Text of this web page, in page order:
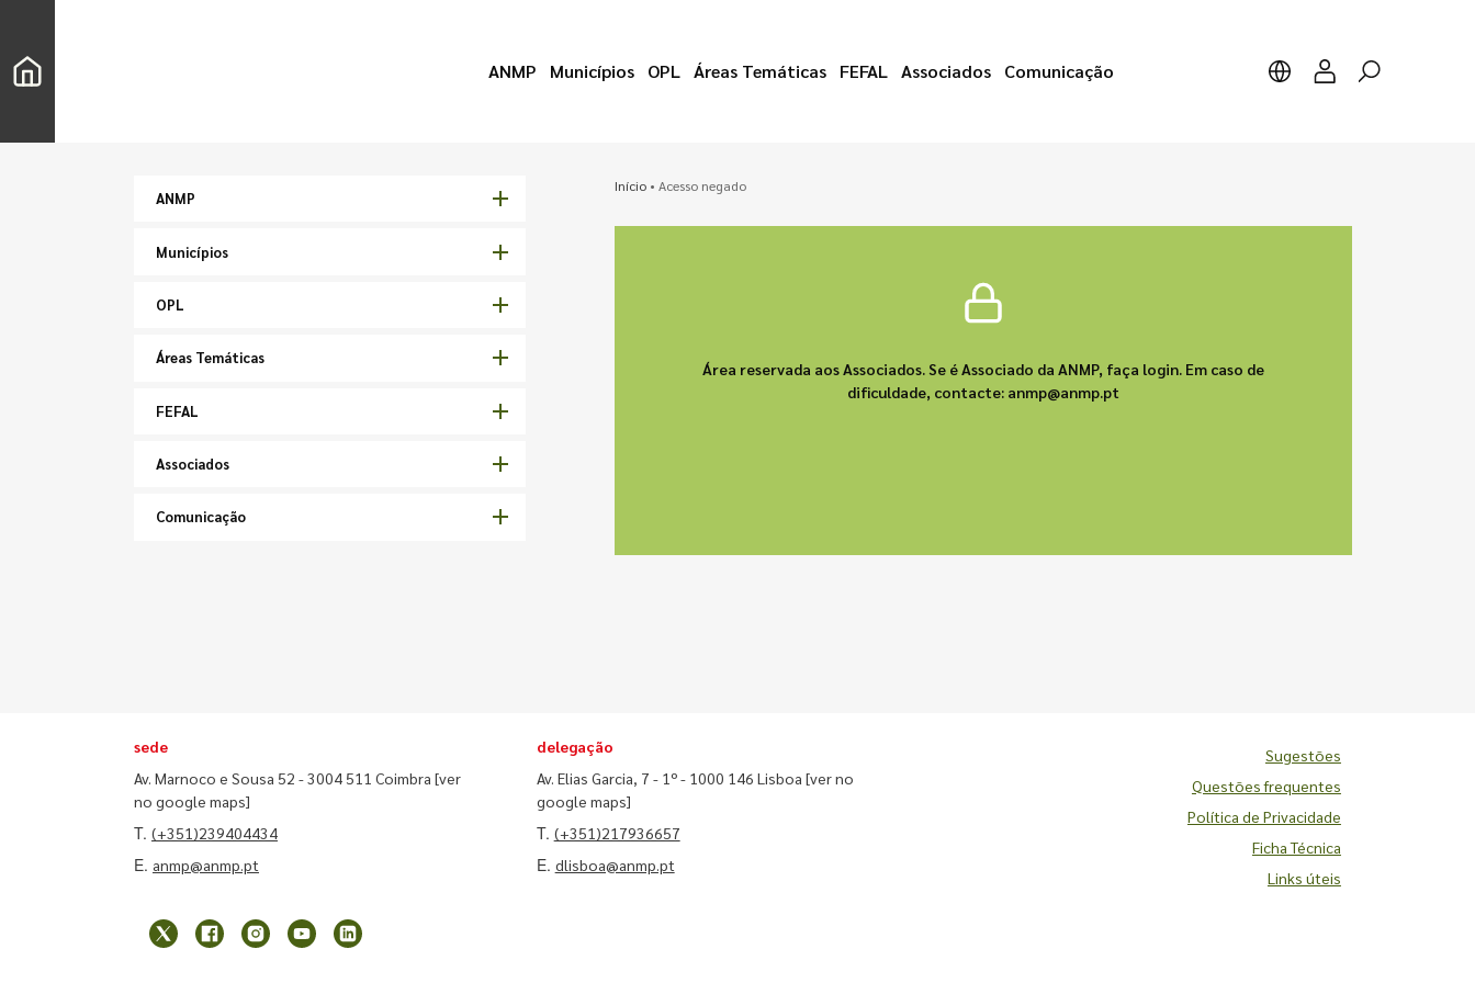
ANMP Municípios OPL Áreas Temáticas FEFAL Associados Comunicação
ANMP
Municípios
OPL
Áreas Temáticas
FEFAL
Associados
Comunicação
Início• Acesso negado
Área reservada aos Associados. Se é Associado da ANMP, faça login. Em caso de
dificuldade, contacte: anmp@anmp.pt
sede
Av. Marnoco e Sousa 52 - 3004 511 Coimbra [ver
no google maps]
T. (+351)239404434
E. anmp@anmp.pt
delegação
Av. Elias Garcia, 7 - 1º - 1000 146 Lisboa [ver no
google maps]
T. (+351)217936657
E. dlisboa@anmp.pt
Sugestões
Questões frequentes
Política de Privacidade
Ficha Técnica
Links úteis